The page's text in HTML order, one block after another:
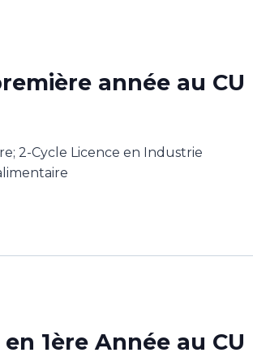
année au CU
2-Cycle Licence en Industrie
1ère Année au CU